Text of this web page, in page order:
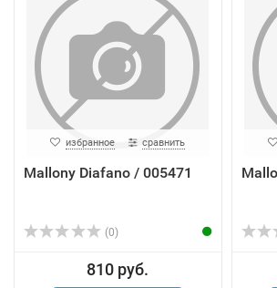
избранное сравнить
Mallony Diafano / 005471
(0)
810 руб.